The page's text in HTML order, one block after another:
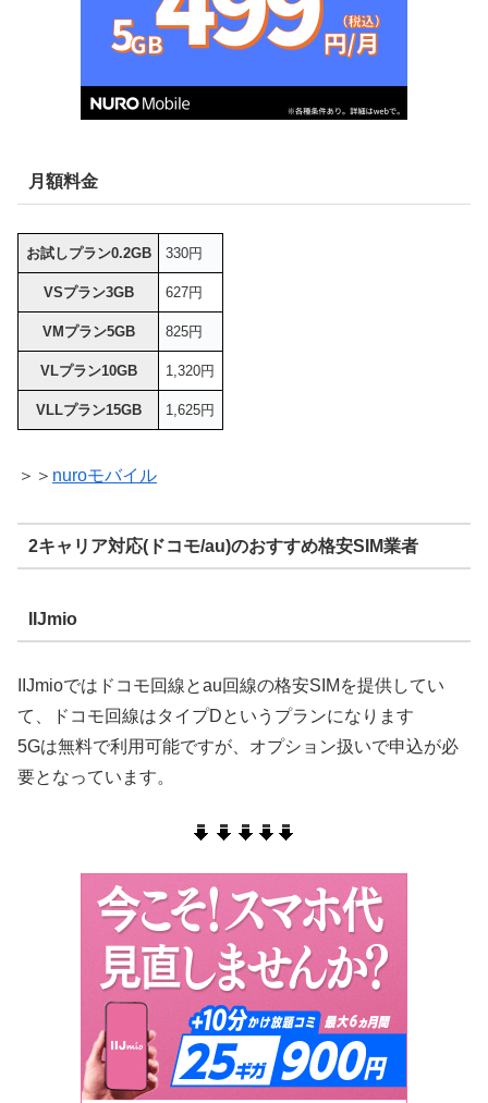
月額料金
お試しプラン0.2GB 330円
VSプラン3GB 627円
VMプラン5GB 825円
VLプラン10GB 1,320円
VLLプラン15GB 1,625円
＞＞ nuroモバイル
2キャリア対応(ドコモ/au)のおすすめ格安SIM業者
IIJmio
IIJmioではドコモ回線とau回線の格安SIMを提供してい
て、ドコモ回線はタイプDというプランになります
5Gは無料で利用可能ですが、オプション扱いで申込が必
要となっています。